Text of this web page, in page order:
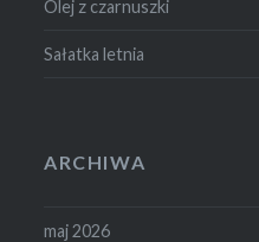
Olej z czarnuszki
Sałatka letnia
ARCHIWA
maj 2026